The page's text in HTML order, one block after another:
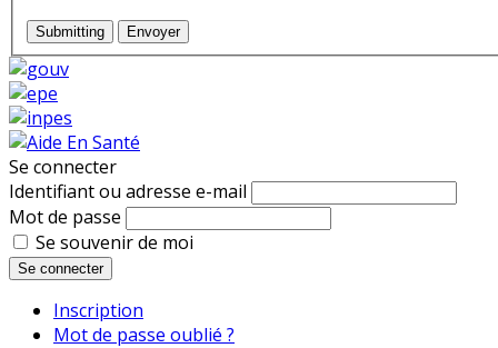
Submitting Envoyer
Se connecter
Identifiant ou adresse e-mail
Mot de passe
Se souvenir de moi
Se connecter
Inscription
Mot de passe oublié ?